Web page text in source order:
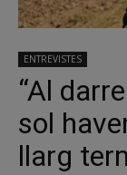
ENTREVISTES
“Al
sol
llarg